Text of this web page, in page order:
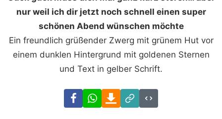
nur weil ich dir jetzt noch schnell einen super
schönen Abend wünschen möchte
Ein freundlich grüßender Zwerg mit grünem Hut vor
einem dunklen Hintergrund mit goldenen Sternen
und Text in gelber Schrift.
FacebookWhatsAppDownload
Link
Code